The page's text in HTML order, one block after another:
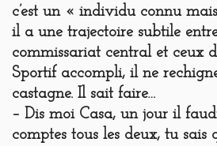
c’est un « individu connu
il a une trajectoire subtile
commissariat central et ceux
Sportif accompli, il ne
castagne. Il sait faire…
– Dis moi Casa, un jour il
comptes tous les deux, tu sais